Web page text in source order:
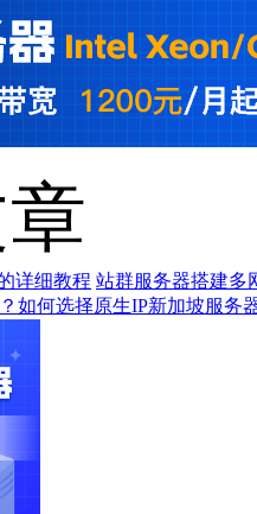
详细教程 站群服务器搭建多
如何选择原生IP新加坡服务